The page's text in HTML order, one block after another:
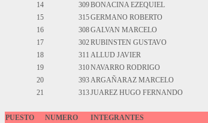
14
309BONACINA EZEQUIEL
15
315GERMANO ROBERTO
16
308GALVAN MARCELO
17
302RUBINSTEN GUSTAVO
18
311 ALLUD JAVIER
19
310NAVARRO RODRIGO
20
393ARGAÑARAZ MARCELO
21
313JUAREZ HUGO FERNANDO
PUESTO NUMERO INTEGRANTES